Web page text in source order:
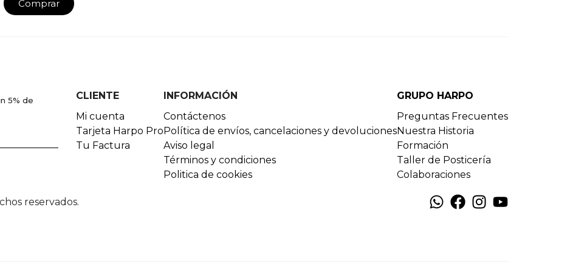
Comprar
5% de
CLIENTE
Mi cuenta
Tarjeta Harpo Pro
Tu Factura
INFORMACIÓN
Contáctenos
Política de envíos, cancelaciones y devoluciones
Aviso legal
Términos y condiciones
Politica de cookies
GRUPO HARPO
Preguntas Frecuentes
Nuestra Historia
Formación
Taller de Posticería
Colaboraciones
reservados.